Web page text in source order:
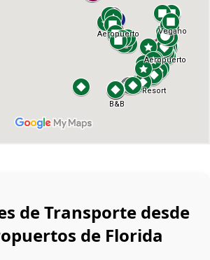
de Transporte desde
de Florida